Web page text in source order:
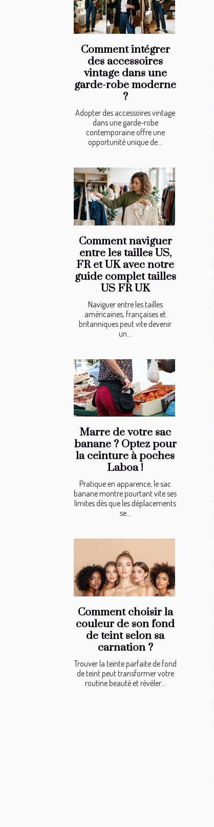
Comment intégrer
des accessoires
vintage dans une
garde-robe moderne
?
Adopter des accessoires vintage
dans une garde-robe
contemporaine offre une
opportunité unique de...
Comment naviguer
entre les tailles US,
FR et UK avec notre
guide complet tailles
US FR UK
Naviguer entre les tailles
américaines, françaises et
britanniques peut vite devenir
un...
Marre de votre sac
banane ? Optez pour
la ceinture à poches
Laboa !
Pratique en apparence, le sac
banane montre pourtant vite ses
limites dès que les déplacements
se...
Comment choisir la
couleur de son fond
de teint selon sa
carnation ?
Trouver la teinte parfaite de fond
de teint peut transformer votre
routine beauté et révéler...